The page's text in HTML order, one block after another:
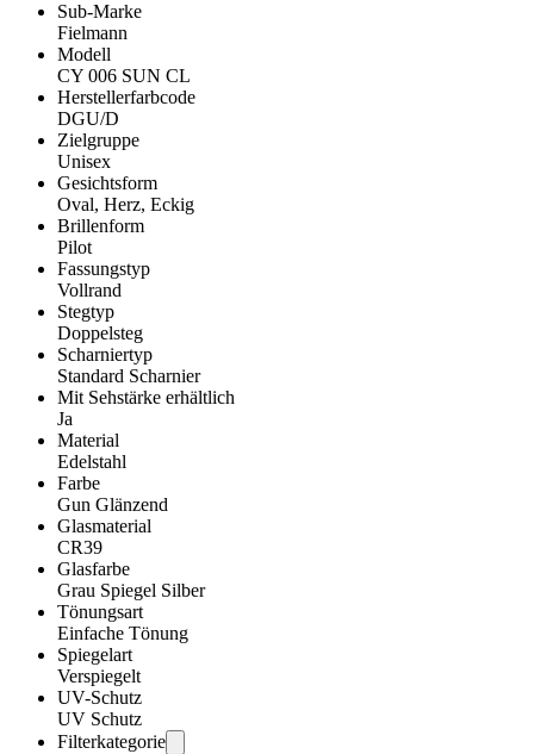
Sub-Marke
Fielmann
Modell
CY 006 SUN CL
Herstellerfarbcode
DGU/D
Zielgruppe
Unisex
Gesichtsform
Oval, Herz, Eckig
Brillenform
Pilot
Fassungstyp
Vollrand
Stegtyp
Doppelsteg
Scharniertyp
Standard Scharnier
Mit Sehstärke erhältlich
Ja
Material
Edelstahl
Farbe
Gun Glänzend
Glasmaterial
CR39
Glasfarbe
Grau Spiegel Silber
Tönungsart
Einfache Tönung
Spiegelart
Verspiegelt
UV-Schutz
UV Schutz
Filterkategorie